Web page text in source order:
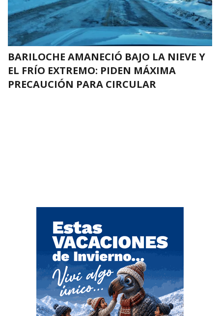
BARILOCHE AMANECIÓ BAJO LA NIEVE Y
EL FRÍO EXTREMO: PIDEN MÁXIMA
PRECAUCIÓN PARA CIRCULAR